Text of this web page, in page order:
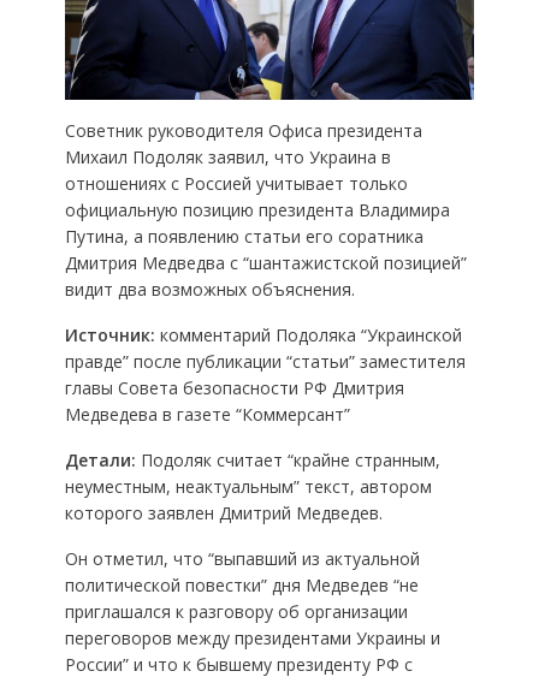
Советник руководителя Офиса президента
Михаил Подоляк заявил, что Украина в
отношениях с Россией учитывает только
официальную позицию президента Владимира
Путина, а появлению статьи его соратника
Дмитрия Медведва с “шантажистской позицией”
видит два возможных объяснения.
Источник: комментарий Подоляка “Украинской
правде” после публикации “статьи” заместителя
главы Совета безопасности РФ Дмитрия
Медведева в газете “Коммерсант”
Детали: Подоляк считает “крайне странным,
неуместным, неактуальным” текст, автором
которого заявлен Дмитрий Медведев.
Он отметил, что “выпавший из актуальной
политической повестки” дня Медведев “не
приглашался к разговору об организации
переговоров между президентами Украины и
России” и что к бывшему президенту РФ с